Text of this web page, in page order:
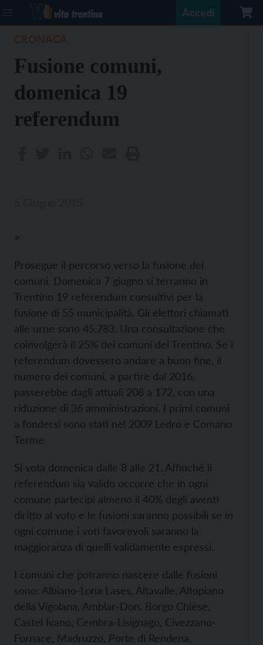
Accedi
Fusione comuni,
domenica 19
referendum
>
Prosegue il percorso verso la fusione dei
comuni. Domenica 7 giugno si terranno in
Trentino 19 referendum consultivi per la
fusione di 55 municipalità. Gli elettori chiamati
alle urne sono 45.783. Una consultazione che
coinvolgerà il 25% dei comuni del Trentino. Se i
referendum dovessero andare a buon fine, il
numero dei comuni, a partire dal 2016,
passerebbe dagli attuali 208 a 172, con una
riduzione di 36 amministrazioni. I primi comuni
a fondersi sono stati nel 2009 Ledro e Comano
Terme
Si vota domenica dalle 8 alle 21. Affinché il
referendum sia valido occorre che in ogni
comune partecipi almeno il 40% degli aventi
diritto al voto e le fusioni saranno possibili se in
ogni comune i voti favorevoli saranno la
maggioranza di quelli validamente espressi.
I comuni che potranno nascere dalle fusioni
sono: Albiano-Lona Lases, Altavalle, Altopiano
della Vigolana, Amblar-Don, Borgo Chiese,
Castel Ivano, Cembra-Lisignago, Civezzano-
Fornace, Madruzzo, Porte di Rendena,